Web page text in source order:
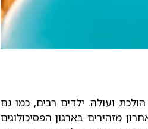
ועולה. ילדים רבים, כמו גם
מזהירים בארגון הפסיכולוגים